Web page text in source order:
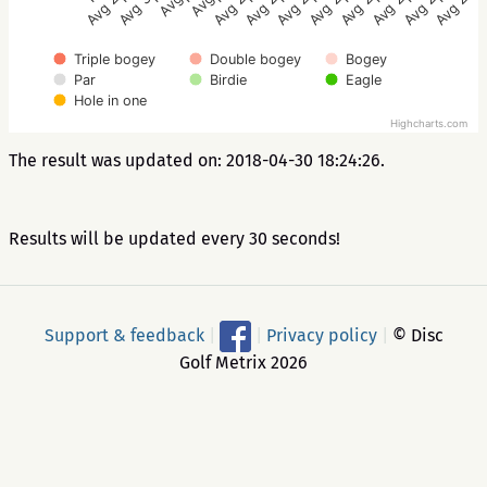
Triple bogey Double bogey
Bogey
Par
Birdie
Eagle
Hole in one
Highcharts.com
The result was updated on: 2018-04-30 18:24:26.
Results will be updated every 30 seconds!
Support & feedback Privacy policy
© Disc
Golf Metrix 2026